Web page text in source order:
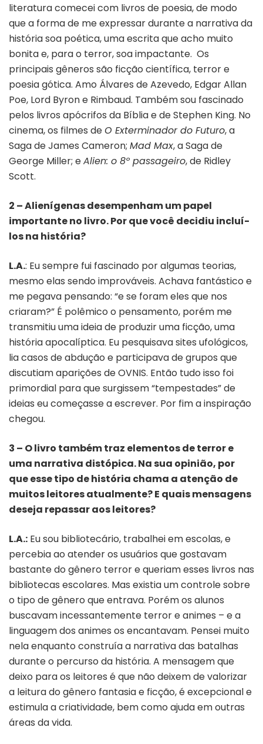
literatura comecei com livros de poesia, de modo
que a forma de me expressar durante a narrativa da
história soa poética, uma escrita que acho muito
bonita e, para o terror, soa impactante. Os
principais gêneros são ficção científica, terror e
poesia gótica. Amo Álvares de Azevedo, Edgar Allan
Poe, Lord Byron e Rimbaud. Também sou fascinado
pelos livros apócrifos da Bíblia e de Stephen King. No
cinema, os filmes deO Exterminador do Futuro, a
Saga de James Cameron; Mad Max, a Saga de
George Miller; eAlien: o 8º passageiro, de Ridley
Scott.
2 – Alienígenas desempenham um papel
importante no livro. Por que você decidiu incluí-
los na história?
L.A.: Eu sempre fui fascinado por algumas teorias,
mesmo elas sendo improváveis. Achava fantástico e
me pegava pensando: “e se foram eles que nos
criaram?” É polêmico o pensamento, porém me
transmitiu uma ideia de produzir uma ficção, uma
história apocalíptica. Eu pesquisava sites ufológicos,
lia casos de abdução e participava de grupos que
discutiam aparições de OVNIS. Então tudo isso foi
primordial para que surgissem “tempestades” de
ideias eu começasse a escrever. Por fim a inspiração
chegou.
3 – O livro também traz elementos de terror e
uma narrativa distópica. Na sua opinião, por
que esse tipo de história chama a atenção de
muitos leitores atualmente? E quais mensagens
deseja repassar aos leitores?
L.A.: Eu sou bibliotecário, trabalhei em escolas, e
percebia ao atender os usuários que gostavam
bastante do gênero terror e queriam esses livros nas
bibliotecas escolares. Mas existia um controle sobre
o tipo de gênero que entrava. Porém os alunos
buscavam incessantemente terror e animes – e a
linguagem dos animes os encantavam. Pensei muito
nela enquanto construía a narrativa das batalhas
durante o percurso da história. A mensagem que
deixo para os leitores é que não deixem de valorizar
a leitura do gênero fantasia e ficção, é excepcional e
estimula a criatividade, bem como ajuda em outras
áreas da vida.